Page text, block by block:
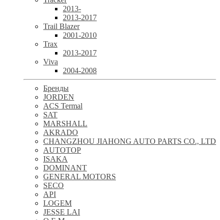
2013-
2013-2017
Trail Blazer
2001-2010
Trax
2013-2017
Viva
2004-2008
Бренды
JORDEN
ACS Termal
SAT
MARSHALL
AKRADO
CHANGZHOU JIAHONG AUTO PARTS CO., LTD
AUTOTOP
ISAKA
DOMINANT
GENERAL MOTORS
SECO
API
LOGEM
JESSE LAI